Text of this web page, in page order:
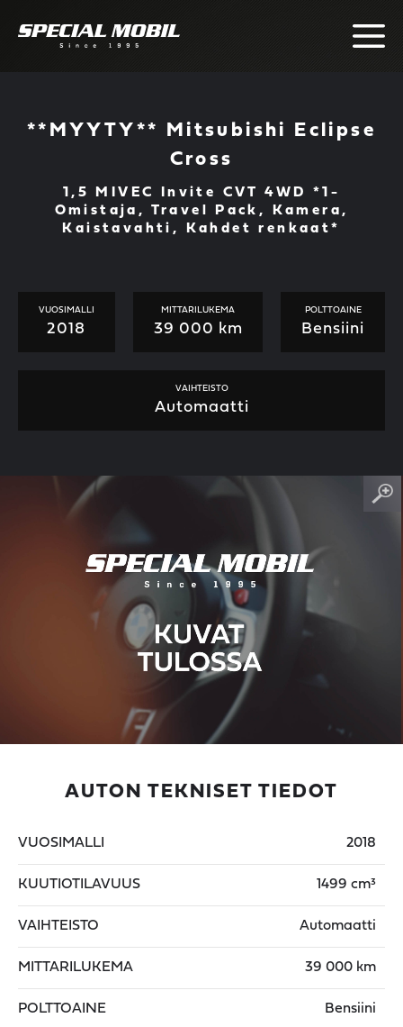
**MYYTY** Mitsubishi Eclipse
Cross
1,5 MIVEC Invite CVT 4WD *1-
Omistaja, Travel Pack, Kamera,
Kaistavahti, Kahdet renkaat*
VUOSIMALLI
2018
MITTARILUKEMA
39 000 km
POLTTOAINE
Bensiini
VAIHTEISTO
Automaatti
AUTON TEKNISET TIEDOT
VUOSIMALLI 2018
KUUTIOTILAVUUS 1499 cm³
VAIHTEISTO Automaatti
MITTARILUKEMA 39 000 km
POLTTOAINE Bensiini